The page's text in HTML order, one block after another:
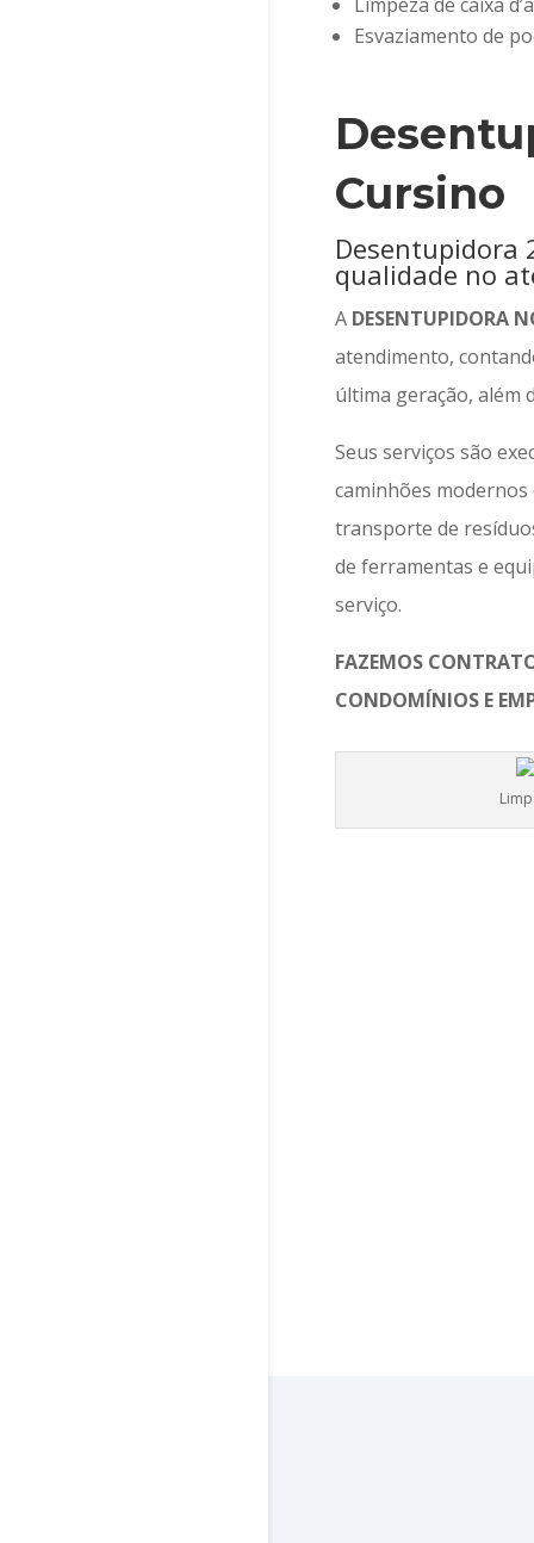
Esvaziamento de
Cursino
Desentupidora
qualidade no
A DESENTUPIDORA
atendimento,
última geração, além
Seus serviços são
caminhões
transporte de
de ferramentas e
serviço.
FAZEMOS
CONDOMÍNIOS E